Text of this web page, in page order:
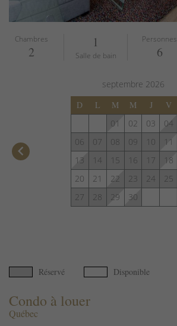
Chambres
2
1
Salle de bain
Personnes
6
keyboard_arrow_left
septembre 2026
D
L M M J V
01
02 03 04
06
07 08 09 10 11
13
14 15 16 17 18
20
21 22 23 24 25
27
28 29 30
Réservé Disponible
Condo à louer
Québec